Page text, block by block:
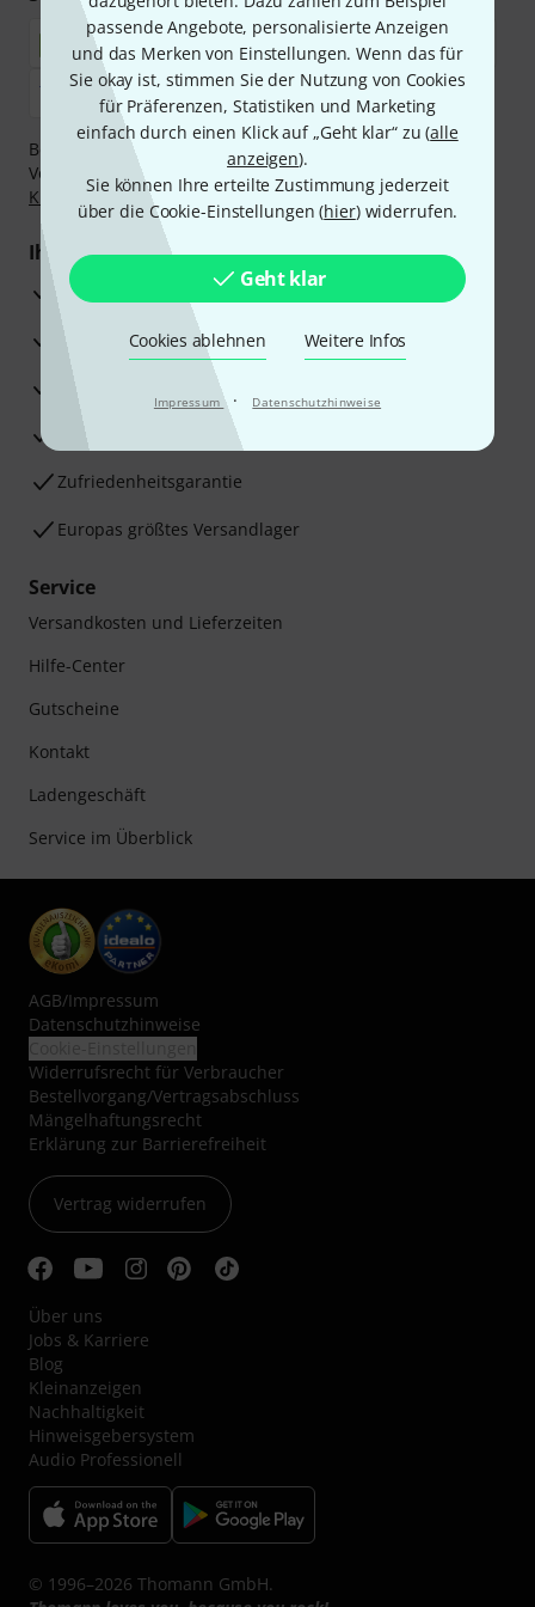
passende Angebote, personalisierte Anzeigen
und das Merken von Einstellungen. Wenn das für
Sie okay ist, stimmen Sie der Nutzung von Cookies
für Präferenzen, Statistiken und Marketing
einfach durch einen Klick auf „Geht klar“ zu (alle
anzeigen).
Sie können Ihre erteilte Zustimmung jederzeit
über die Cookie-Einstellungen (hier) widerrufen.
Geht klar
Cookies ablehnen Weitere Infos
Impressum · Datenschutzhinweise
Bezahlen Sie vertraulich und sicher per Nachnahme,
Vorkasse, PayPal, Amazon Pay,Klarna Sofort bezahlen
Klarna Ratenzahlungoder Kreditkarte.
Ihre Vorteile
3 Jahre Thomann Garantie
30 Tage Money-Back-Garantie
Beratung durch Fachexperten
Zufriedenheitsgarantie
Europas größtes Versandlager
Service
Versandkosten und Lieferzeiten
Hilfe-Center
Gutscheine
Kontakt
Ladengeschäft
Service im Überblick
AGB/Impressum
Datenschutzhinweise
Widerrufsrecht für Verbraucher
Bestellvorgang/Vertragsabschluss
Mängelhaftungsrecht
Erklärung zur Barrierefreiheit
Vertrag widerrufen
Über uns
Jobs & Karriere
Blog
Kleinanzeigen
Nachhaltigkeit
Hinweisgebersystem
Audio Professionell
© 1996–2026 Thomann GmbH.